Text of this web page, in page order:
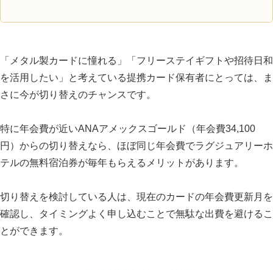
「メタル製カードに憧れる」「フリーステイギフトや招待日和
を活用したい」と考えている提携カード保有者にとっては、ま
さに今が切り替えのチャンスです。
特に年会費が近いANAアメックスゴールド（年会費34,100
円）からの切り替えなら、ほぼ同じ年会費でラグジュアリーホ
テルの無料宿泊券が毎年もらえるメリットがあります。
切り替えを検討している人は、現在のカードの年会費更新月を
確認し、タイミングよく申し込むことで無駄な出費を避けるこ
とができます。